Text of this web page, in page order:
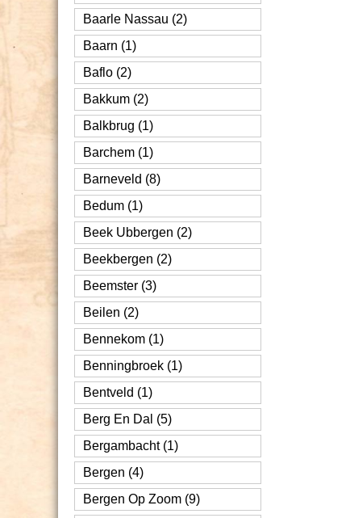
Baarle Nassau (2)
Baarn (1)
Baflo (2)
Bakkum (2)
Balkbrug (1)
Barchem (1)
Barneveld (8)
Bedum (1)
Beek Ubbergen (2)
Beekbergen (2)
Beemster (3)
Beilen (2)
Bennekom (1)
Benningbroek (1)
Bentveld (1)
Berg En Dal (5)
Bergambacht (1)
Bergen (4)
Bergen Op Zoom (9)